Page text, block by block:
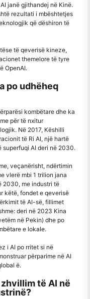
janë gjithandej në Kinë.
rezultati i mbështetjes
që dëshiron të
të qeverisë kineze,
themelore të tyre
OpenAI.
po udhëheq
kombëtare dhe ka
për të nxitur
Në 2017, Këshilli
të Ri AI, një hartë
superfuqi AI deri në 2030.
veçanërisht, ndërtimin
vlerë mbi 1 trilion jana
2030, me industri të
këtë, fondet e qeverisë
të AI-së, fillimet
deri në 2023 Kina
në Pekin) dhe po
e lokale.
i AI po rritet si në
përparime në AI
ë.
të AI në